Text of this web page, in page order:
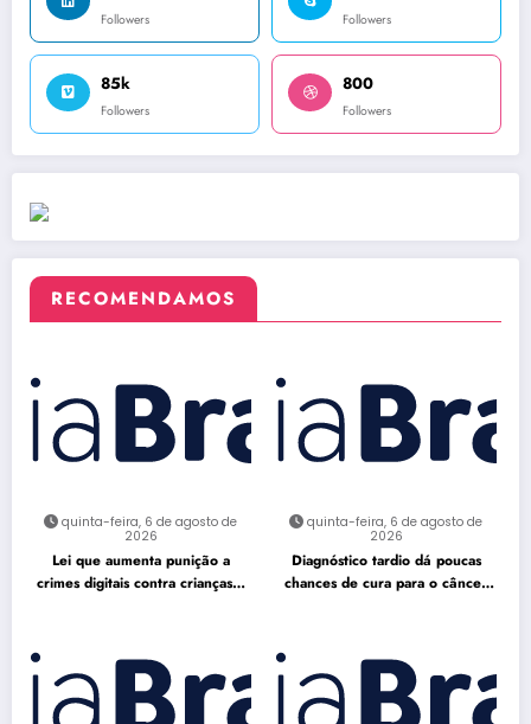
Followers Followers
85k
Followers
800
Followers
RECOMENDAMOS
quinta-feira, 6 de agosto de
2026
Lei que aumenta punição a
crimes digitais contra crianças é
quinta-feira, 6 de agosto de
2026
Diagnóstico tardio dá poucas
chances de cura para o câncer